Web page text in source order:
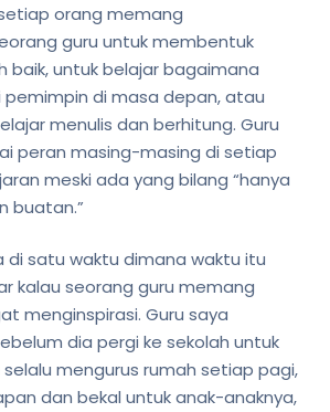
orang memang
guru untuk membentuk
baik, untuk belajar bagaimana
di masa depan, atau
menulis dan berhitung. Guru
peran masing-masing di setiap
meski ada yang bilang “hanya
buatan.”
di satu waktu dimana waktu itu
kalau seorang guru memang
menginspirasi. Guru saya
dia pergi ke sekolah untuk
mengurus rumah setiap pagi,
dan bekal untuk anak-anaknya,